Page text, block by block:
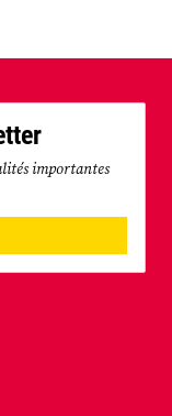
importantes